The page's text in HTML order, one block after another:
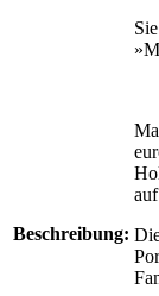
Beschreibung: